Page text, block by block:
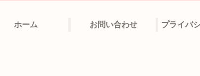
ホーム お問い合わせ プライバ